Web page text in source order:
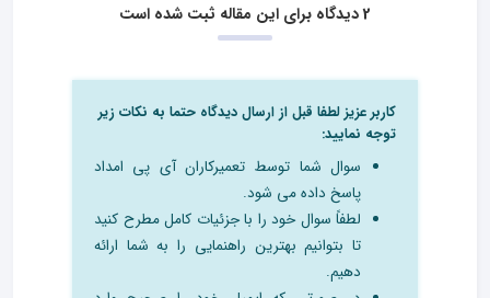
2 دیدگاه برای این مقاله ثبت شده است
کاربر عزیز لطفا قبل از ارسال دیدگاه حتما به نکات زیر
توجه نمایید:
سوال شما توسط تعمیرکاران آی پی امداد
پاسخ داده می شود.
لطفاً سوال خود را با جزئیات کامل مطرح کنید
تا بتوانیم بهترین راهنمایی را به شما ارائه
دهیم.